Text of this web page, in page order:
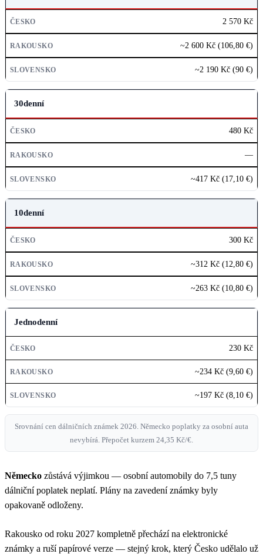
ČESKO
RAKOUSKO
SLOVENSKO
2 570 Kč
~2 600 Kč (106,80 €)
~2 190 Kč (90 €)
30denní
480 Kč
—
~417 Kč (17,10 €)
10denní
300 Kč
~312 Kč (12,80 €)
~263 Kč (10,80 €)
Jednodenní
230 Kč
~234 Kč (9,60 €)
~197 Kč (8,10 €)
Srovnání cen dálničních známek 2026. Německo poplatky za osobní auta
nevybírá. Přepočet kurzem 24,35 Kč/€.
Německo zůstává výjimkou — osobní automobily do 7,5 tuny
dálniční poplatek neplatí. Plány na zavedení známky byly
opakovaně odloženy.
Rakousko od roku 2027 kompletně přechází na elektronické
známky a ruší papírové verze — stejný krok, který Česko udělalo už